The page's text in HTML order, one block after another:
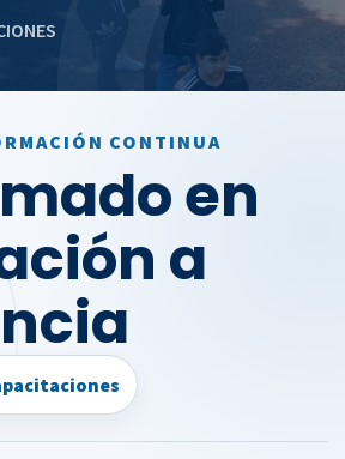
CONTINUA
en
a